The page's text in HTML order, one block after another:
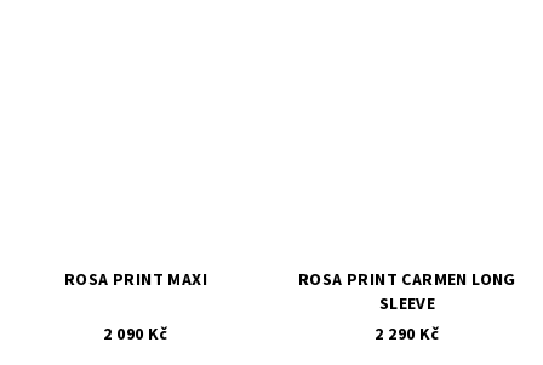
ROSA PRINT MAXI
2 090 Kč
ROSA PRINT CARMEN LONG
SLEEVE
2 290 Kč